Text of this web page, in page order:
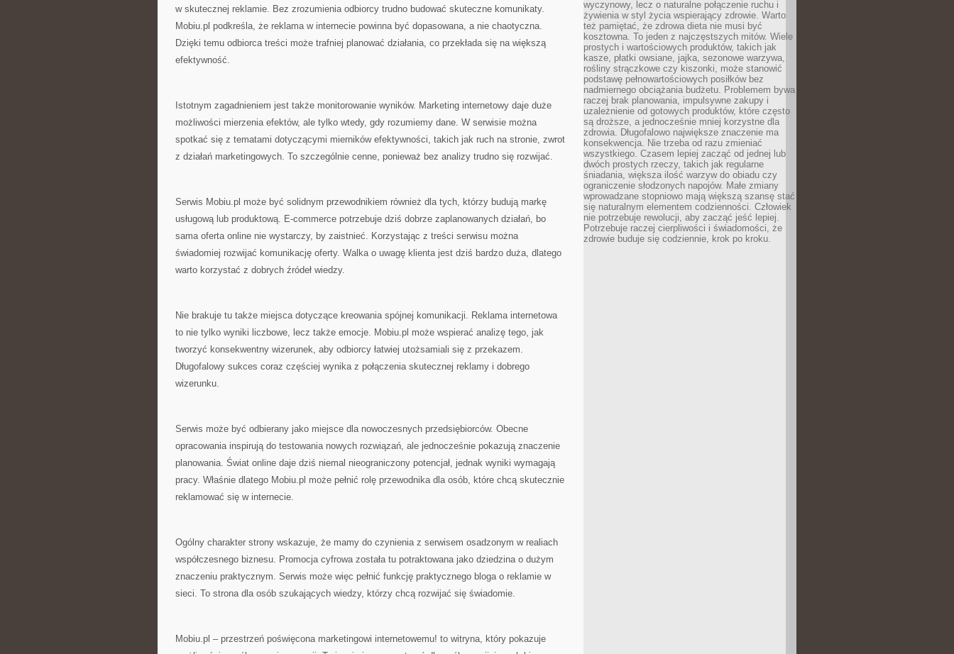
w skutecznej reklamie. Bez zrozumienia odbiorcy trudno budować skuteczne komunikaty.
Mobiu.pl podkreśla, że reklama w internecie powinna być dopasowana, a nie chaotyczna.
Dzięki temu odbiorca treści może trafniej planować działania, co przekłada się na większą
efektywność.
Istotnym zagadnieniem jest także monitorowanie wyników. Marketing internetowy daje duże
możliwości mierzenia efektów, ale tylko wtedy, gdy rozumiemy dane. W serwisie można
spotkać się z tematami dotyczącymi mierników efektywności, takich jak ruch na stronie, zwrot
z działań marketingowych. To szczególnie cenne, ponieważ bez analizy trudno się rozwijać.
Serwis Mobiu.pl może być solidnym przewodnikiem również dla tych, którzy budują markę
usługową lub produktową. E-commerce potrzebuje dziś dobrze zaplanowanych działań, bo
sama oferta online nie wystarczy, by zaistnieć. Korzystając z treści serwisu można
świadomiej rozwijać komunikację oferty. Walka o uwagę klienta jest dziś bardzo duża, dlatego
warto korzystać z dobrych źródeł wiedzy.
Nie brakuje tu także miejsca dotyczące kreowania spójnej komunikacji. Reklama internetowa
to nie tylko wyniki liczbowe, lecz także emocje. Mobiu.pl może wspierać analizę tego, jak
tworzyć konsekwentny wizerunek, aby odbiorcy łatwiej utożsamiali się z przekazem.
Długofalowy sukces coraz częściej wynika z połączenia skutecznej reklamy i dobrego
wizerunku.
Serwis może być odbierany jako miejsce dla nowoczesnych przedsiębiorców. Obecne
opracowania inspirują do testowania nowych rozwiązań, ale jednocześnie pokazują znaczenie
planowania. Świat online daje dziś niemal nieograniczony potencjał, jednak wyniki wymagają
pracy. Właśnie dlatego Mobiu.pl może pełnić rolę przewodnika dla osób, które chcą skutecznie
reklamować się w internecie.
Ogólny charakter strony wskazuje, że mamy do czynienia z serwisem osadzonym w realiach
współczesnego biznesu. Promocja cyfrowa została tu potraktowana jako dziedzina o dużym
znaczeniu praktycznym. Serwis może więc pełnić funkcję praktycznego bloga o reklamie w
sieci. To strona dla osób szukających wiedzy, którzy chcą rozwijać się świadomie.
Mobiu.pl – przestrzeń poświęcona marketingowi internetowemu! to witryna, który pokazuje
wyczynowy, lecz o naturalne połączenie ruchu i
żywienia w styl życia wspierający zdrowie. Warto
też pamiętać, że zdrowa dieta nie musi być
kosztowna. To jeden z najczęstszych mitów. Wiele
prostych i wartościowych produktów, takich jak
kasze, płatki owsiane, jajka, sezonowe warzywa,
rośliny strączkowe czy kiszonki, może stanowić
podstawę pełnowartościowych posiłków bez
nadmiernego obciążania budżetu. Problemem bywa
raczej brak planowania, impulsywne zakupy i
uzależnienie od gotowych produktów, które często
są droższe, a jednocześnie mniej korzystne dla
zdrowia. Długofalowo największe znaczenie ma
konsekwencja. Nie trzeba od razu zmieniać
wszystkiego. Czasem lepiej zacząć od jednej lub
dwóch prostych rzeczy, takich jak regularne
śniadania, większa ilość warzyw do obiadu czy
ograniczenie słodzonych napojów. Małe zmiany
wprowadzane stopniowo mają większą szansę stać
się naturalnym elementem codzienności. Człowiek
nie potrzebuje rewolucji, aby zacząć jeść lepiej.
Potrzebuje raczej cierpliwości i świadomości, że
zdrowie buduje się codziennie, krok po kroku.